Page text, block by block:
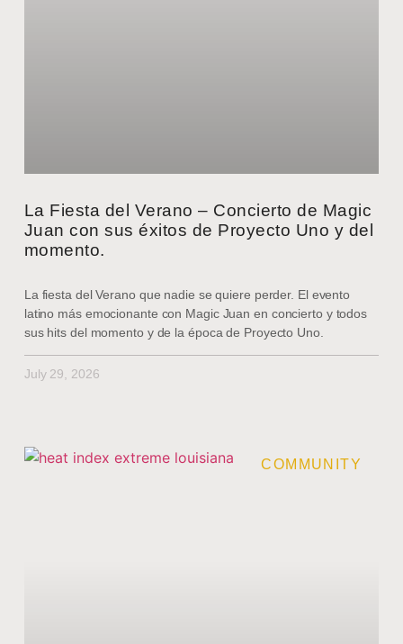
La Fiesta del Verano – Concierto de Magic
Juan con sus éxitos de Proyecto Uno y del
momento.
La fiesta del Verano que nadie se quiere perder. El evento
latino más emocionante con Magic Juan en concierto y todos
sus hits del momento y de la época de Proyecto Uno.
July 29, 2026
COMMUNITY